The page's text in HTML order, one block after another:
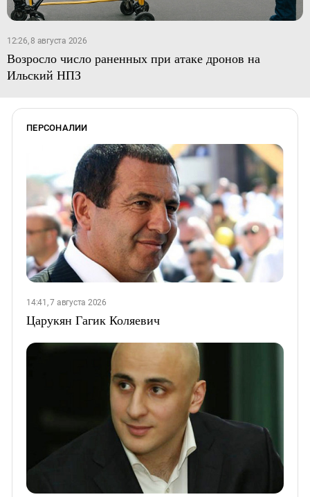
12:26, 8 августа 2026
Возросло число раненных при атаке дронов на
Ильский НПЗ
ПЕРСОНАЛИИ
14:41, 7 августа 2026
Царукян Гагик Коляевич